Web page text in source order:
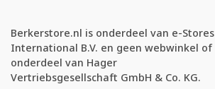
Berkerstore.nl is onderdeel van e-Stores
International B.V. en geen webwinkel of
onderdeel van Hager
Vertriebsgesellschaft GmbH & Co. KG.